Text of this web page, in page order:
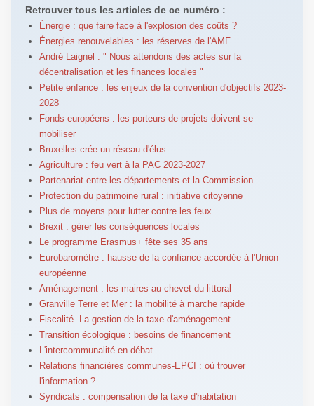
Retrouver tous les articles de ce numéro :
Énergie : que faire face à l'explosion des coûts ?
Énergies renouvelables : les réserves de l'AMF
André Laignel : " Nous attendons des actes sur la
décentralisation et les finances locales "
Petite enfance : les enjeux de la convention d'objectifs 2023-
2028
Fonds européens : les porteurs de projets doivent se
mobiliser
Bruxelles crée un réseau d'élus
Agriculture : feu vert à la PAC 2023-2027
Partenariat entre les départements et la Commission
Protection du patrimoine rural : initiative citoyenne
Plus de moyens pour lutter contre les feux
Brexit : gérer les conséquences locales
Le programme Erasmus+ fête ses 35 ans
Eurobaromètre : hausse de la confiance accordée à l'Union
européenne
Aménagement : les maires au chevet du littoral
Granville Terre et Mer : la mobilité à marche rapide
Fiscalité. La gestion de la taxe d'aménagement
Transition écologique : besoins de financement
L'intercommunalité en débat
Relations financières communes-EPCI : où trouver
l'information ?
Syndicats : compensation de la taxe d'habitation